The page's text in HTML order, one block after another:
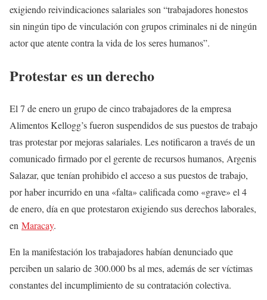
exigiendo reivindicaciones salariales son “trabajadores honestos
sin ningún tipo de vinculación con grupos criminales ni de ningún
actor que atente contra la vida de los seres humanos”.
Protestar es un derecho
El 7 de enero un grupo de cinco trabajadores de la empresa
Alimentos Kellogg’s fueron suspendidos de sus puestos de trabajo
tras protestar por mejoras salariales. Les notificaron a través de un
comunicado firmado por el gerente de recursos humanos, Argenis
Salazar, que tenían prohibido el acceso a sus puestos de trabajo,
por haber incurrido en una «falta» calificada como «grave» el 4
de enero, día en que protestaron exigiendo sus derechos laborales,
en Maracay.
En la manifestación los trabajadores habían denunciado que
perciben un salario de 300.000 bs al mes, además de ser víctimas
constantes del incumplimiento de su contratación colectiva.